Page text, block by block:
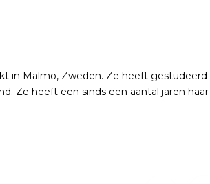
in Malmö, Zweden. Ze heeft gestudeerd
Ze heeft een sinds een aantal jaren haar